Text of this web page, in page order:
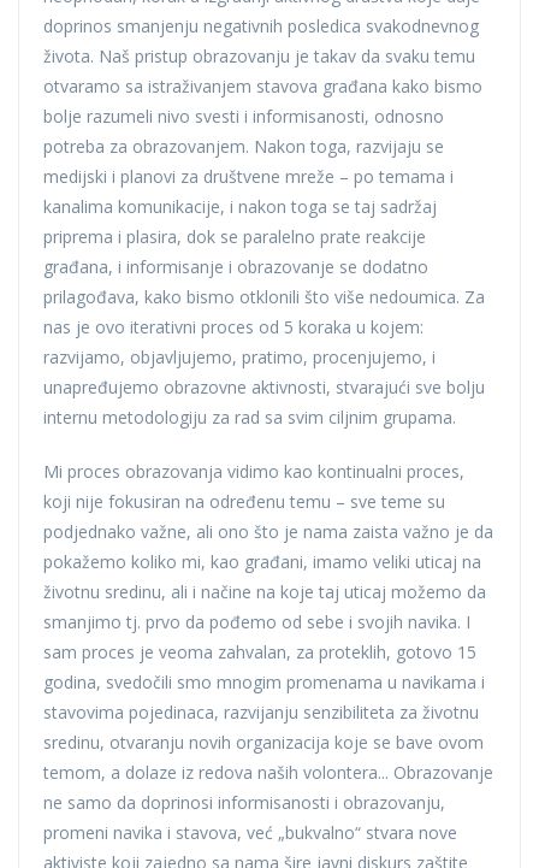
doprinos smanjenju negativnih posledica svakodnevnog
života. Naš pristup obrazovanju je takav da svaku temu
otvaramo sa istraživanjem stavova građana kako bismo
bolje razumeli nivo svesti i informisanosti, odnosno
potreba za obrazovanjem. Nakon toga, razvijaju se
medijski i planovi za društvene mreže – po temama i
kanalima komunikacije, i nakon toga se taj sadržaj
priprema i plasira, dok se paralelno prate reakcije
građana, i informisanje i obrazovanje se dodatno
prilagođava, kako bismo otklonili što više nedoumica. Za
nas je ovo iterativni proces od 5 koraka u kojem:
razvijamo, objavljujemo, pratimo, procenjujemo, i
unapređujemo obrazovne aktivnosti, stvarajući sve bolju
internu metodologiju za rad sa svim ciljnim grupama.
Mi proces obrazovanja vidimo kao kontinualni proces,
koji nije fokusiran na određenu temu – sve teme su
podjednako važne, ali ono što je nama zaista važno je da
pokažemo koliko mi, kao građani, imamo veliki uticaj na
životnu sredinu, ali i načine na koje taj uticaj možemo da
smanjimo tj. prvo da pođemo od sebe i svojih navika. I
sam proces je veoma zahvalan, za proteklih, gotovo 15
godina, svedočili smo mnogim promenama u navikama i
stavovima pojedinaca, razvijanju senzibiliteta za životnu
sredinu, otvaranju novih organizacija koje se bave ovom
temom, a dolaze iz redova naših volontera... Obrazovanje
ne samo da doprinosi informisanosti i obrazovanju,
promeni navika i stavova, već „bukvalno“ stvara nove
aktiviste koji zajedno sa nama šire javni diskurs zaštite